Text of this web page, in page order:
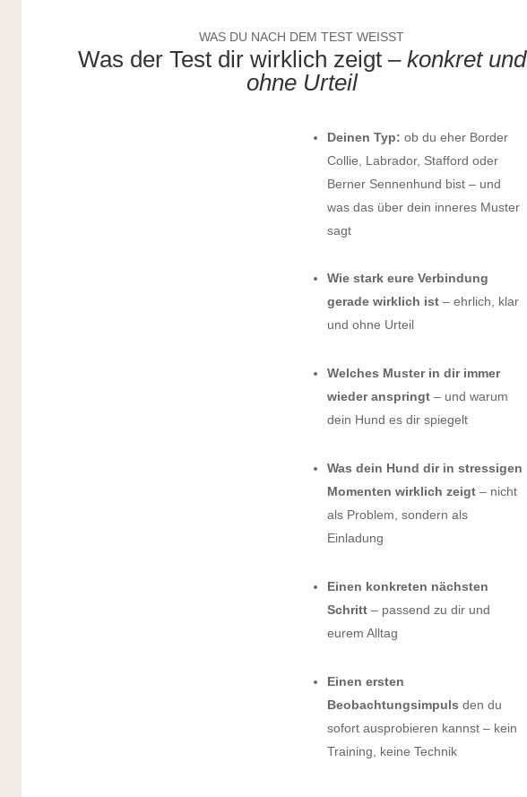
WAS DU NACH DEM TEST WEISST
Was der Test dir wirklich zeigt – konkret und
ohne Urteil
Deinen Typ: ob du eher Border
Collie, Labrador, Stafford oder
Berner Sennenhund bist – und
was das über dein inneres Muster
sagt
Wie stark eure Verbindung
gerade wirklich ist – ehrlich, klar
und ohne Urteil
Welches Muster in dir immer
wieder anspringt – und warum
dein Hund es dir spiegelt
Was dein Hund dir in stressigen
Momenten wirklich zeigt – nicht
als Problem, sondern als
Einladung
Einen konkreten nächsten
Schritt – passend zu dir und
eurem Alltag
Einen ersten
Beobachtungsimpuls den du
sofort ausprobieren kannst – kein
Training, keine Technik